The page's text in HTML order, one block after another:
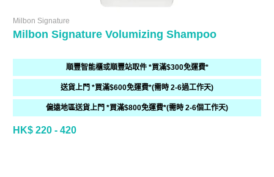
Milbon Signature
Milbon Signature Volumizing Shampoo
順豐智能櫃或順豐站取件 *買滿$300免運費*
送貨上門 *買滿$600免運費*(需時 2-6過工作天)
偏遠地區送貨上門 *買滿$800免運費*(需時 2-6個工作天)
HK$ 220 - 420